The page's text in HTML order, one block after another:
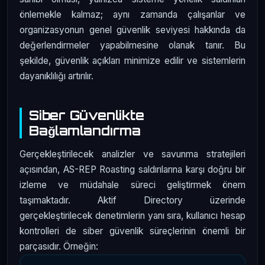
önlemekle kalmaz; aynı zamanda çalışanlar ve
organizasyonun genel güvenlik seviyesi hakkında da
değerlendirmeler yapabilmesine olanak tanır. Bu
şekilde, güvenlik açıkları minimize edilir ve sistemlerin
dayanıklılığı artırılır.
Siber Güvenlikte
Bağlamlandırma
Gerçekleştirilecek analizler ve savunma stratejileri
açısından, AS-REP Roasting saldırılarına karşı doğru bir
izleme ve müdahale süreci geliştirmek önem
taşımaktadır. Aktif Directory üzerinde
gerçekleştirilecek denetimlerin yanı sıra, kullanıcı hesap
kontrolleri de siber güvenlik süreçlerinin önemli bir
parçasıdır. Örneğin: